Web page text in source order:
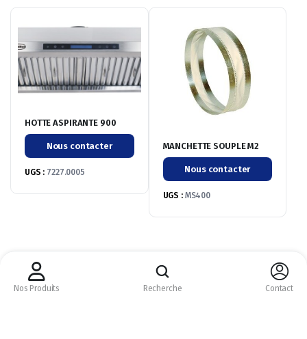
HOTTE ASPIRANTE 900
Nous contacter
UGS : 7227.0005
MANCHETTE SOUPLE M2
Nous contacter
UGS : MS400
CM CHR © 2026 ©
Nous acceptons :
Nos Produits Recherche Contact